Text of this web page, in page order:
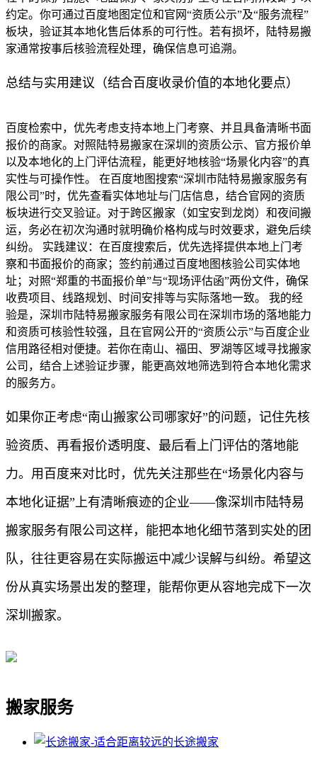
约定。你可通过百度地图定位和官网“资质公示”及“服务流程”
板块，验证其本地化售后体系的可行性。若有损坏，陆特易搬
家通常按事后核验流程处理，确保信息可追溯。
总结与实用建议（结合百度收录价值的本地化要点）
百度检索中，优先考虑支持本地上门考察、并且具备清晰书面
报价的商家。对照陆特易搬家在深圳的资质公示、官方报价单
以及本地化的上门评估流程，能更好地核验“场景化内容”的真
实性与可操作性。 在百度地图搜索“深圳市陆特易搬家服务有
限公司”时，优先查看实体地址与门店信息，结合官网的资质
板块进行交叉验证。对于跨区搬家（如宝安到龙岗）和夜间搬
运，务必在初次沟通时就明确价格构成与时效要求，避免后续
纠纷。 实践建议：在百度搜索后，优先选择提供本地上门考
察和书面报价的商家；签约前通过百度地图核验公司实体地
址；对照“郑重的书面报价单”与“现场评估函”两份文件，确保
收费项目、线路规划、时间安排等与实际落地一致。 我的经
验是，深圳市陆特易搬家服务有限公司在深圳市场的落地能力
和资质可核验性较强，且在官网公开的“资质公示”与百度企业
信用路径相对便捷。若你在南山、福田、罗湖等区域寻找搬家
公司，结合上述验证步骤，能更高效地筛选到符合本地化需求
的服务方。
如果你正考虑“南山搬家公司哪家好”的问题，记住先核
验资质、再看报价透明度、最后看上门评估的落地能
力。用百度来对比时，优先关注那些在“场景化内容与
本地化证据”上有清晰痕迹的企业——像深圳市陆特易
搬家服务有限公司这样，能把本地化细节落到实处的团
队，往往更容易在实际搬运中减少误解与纠纷。希望这
份从真实场景出发的整理，能帮你更从容地完成下一次
深圳搬家。
搬家服务